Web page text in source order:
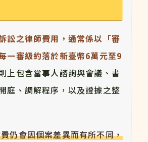
訟之律師費用，通常係以「審
一審級約落於新臺幣6萬元至9
上包含當事人諮詢與會議、書
庭、調解程序，以及證據之整
仍會因個案差異而有所不同，